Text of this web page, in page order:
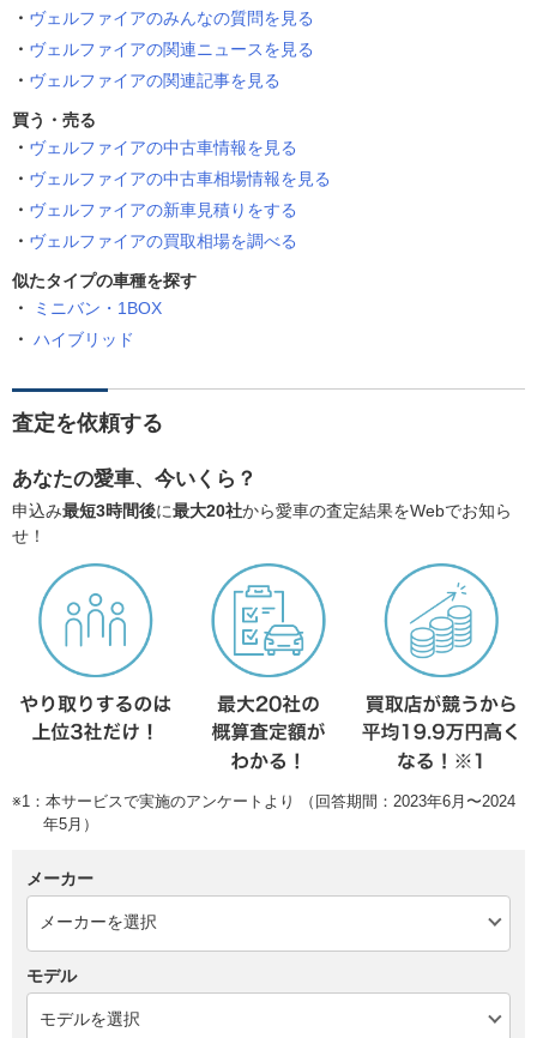
ヴェルファイアのみんなの質問を見る
ヴェルファイアの関連ニュースを見る
ヴェルファイアの関連記事を見る
買う・売る
ヴェルファイアの中古車情報を見る
ヴェルファイアの中古車相場情報を見る
ヴェルファイアの新車見積りをする
ヴェルファイアの買取相場を調べる
似たタイプの車種を探す
ミニバン・1BOX
ハイブリッド
査定を依頼する
あなたの愛車、今いくら？
申込み最短3時間後に最大20社から愛車の査定結果をWebでお知ら
せ！
※1：本サービスで実施のアンケートより （回答期間：2023年6月〜2024
年5月）
メーカー
モデル